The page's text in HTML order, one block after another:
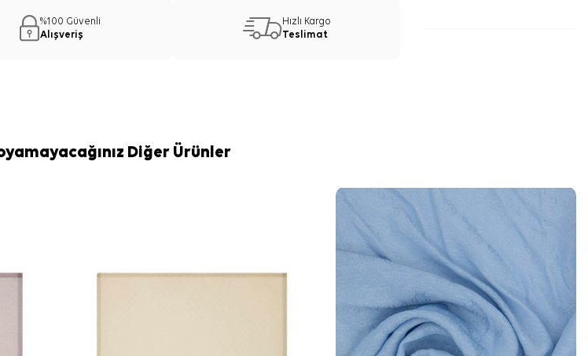
%100 Güvenli
Alışveriş
Hızlı Kargo
Teslimat
Diğer Ürünler